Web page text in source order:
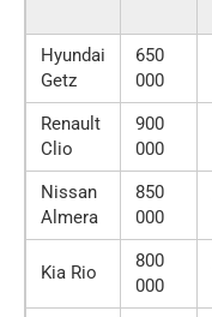
Hyundai
Getz
650
000
Renault
Clio
900
000
Nissan
Almera
850
000
Kia Rio
800
000